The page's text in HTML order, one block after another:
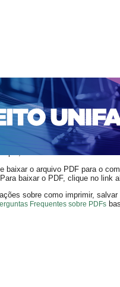
CADASTRO
Nº 1 A 100 WEBMAIL
Thomasi
deve ser carregado no
uma versão atual do
baixar o arquivo PDF para o
baixar o PDF, clique no link
sobre como imprimir,
Frequentes sobre PDFs